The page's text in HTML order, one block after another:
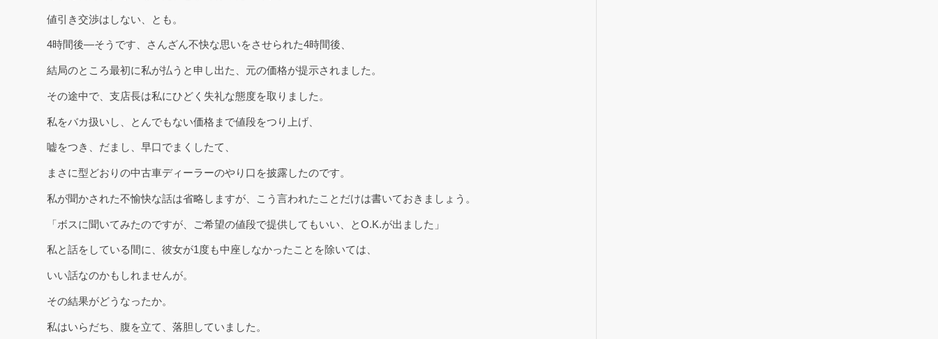
値引き交渉はしない、とも。
4時間後―そうです、さんざん不快な思いをさせられた4時間後、
結局のところ最初に私が払うと申し出た、元の価格が提示されました。
その途中で、支店長は私にひどく失礼な態度を取りました。
私をバカ扱いし、とんでもない価格まで値段をつり上げ、
嘘をつき、だまし、早口でまくしたて、
まさに型どおりの中古車ディーラーのやり口を披露したのです。
私が聞かされた不愉快な話は省略しますが、こう言われたことだけは書いておきましょう。
「ボスに聞いてみたのですが、ご希望の値段で提供してもいい、とO.K.が出ました」
私と話をしている間に、彼女が1度も中座しなかったことを除いては、
いい話なのかもしれませんが。
その結果がどうなったか。
私はいらだち、腹を立て、落胆していました。